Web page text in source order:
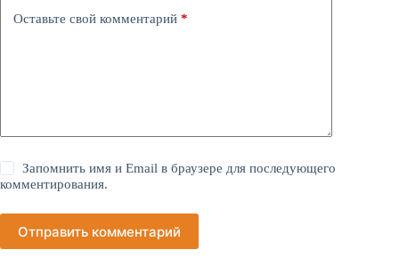
Оставьте свой комментарий *
Запомнить имя и Email в браузере для последующего
комментирования.
Отправить комментарий